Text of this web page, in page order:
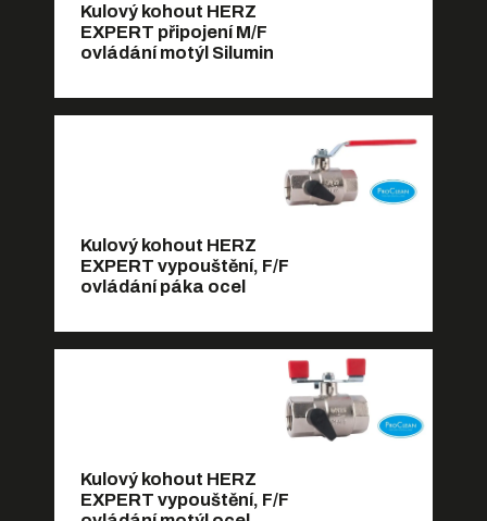
Kulový kohout HERZ
EXPERT připojení M/F
ovládání motýl Silumin
Kulový kohout HERZ
EXPERT vypouštění, F/F
ovládání páka ocel
Kulový kohout HERZ
EXPERT vypouštění, F/F